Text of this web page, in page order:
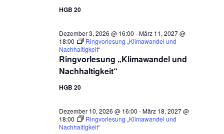
HGB 20
Ringvorlesung „Klimawandel und
Nachhaltigkeit“
Dezember 3, 2026 @ 16:00 -März 11, 2027 @
18:00
Ringvorlesung „Klimawandel und
Nachhaltigkeit“
HGB 20
Dezember 10, 2026 @ 16:00 -März 18, 2027 @
18:00
Ringvorlesung „Klimawandel und
Nachhaltigkeit“